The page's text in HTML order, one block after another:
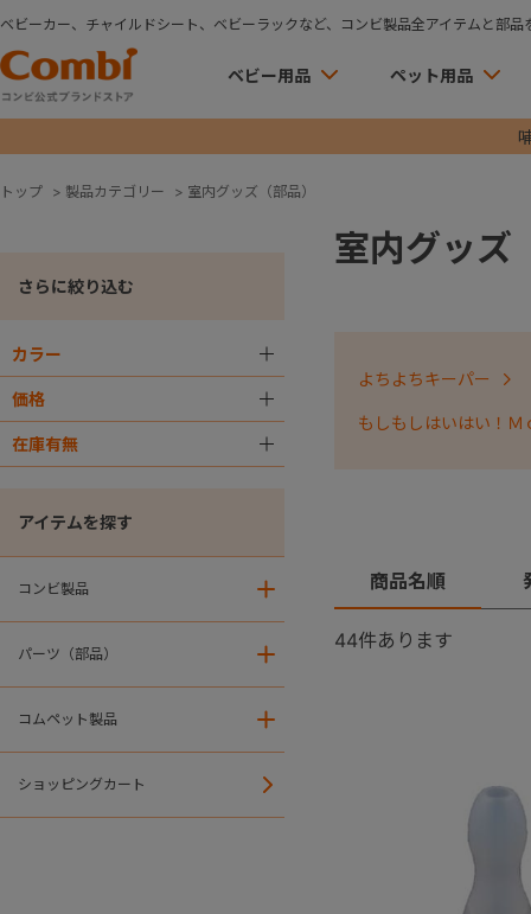
ベビーカー、チャイルドシート、ベビーラックなど、コンビ製品全アイテムと部品
ベビー用品 ペット用品
トップ > 製品カテゴリー > 室内グッズ（部品）
さらに絞り込む
カラー
価格
在庫有無
アイテムを探す
コンビ製品
パーツ（部品）
コムペット製品
ショッピングカート
室内グッズ
よちよちキーパー
もしもしはいはい！
商品名順
44件あります